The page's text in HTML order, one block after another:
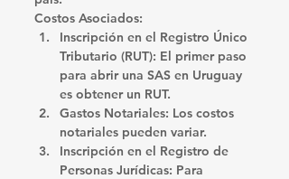
Costos Asociados:
Inscripción en el Registro Único
Tributario (RUT): El primer paso
para abrir una SAS en Uruguay
es obtener un RUT.
Gastos Notariales: Los costos
notariales pueden variar.
Inscripción en el Registro de
Personas Jurídicas: Para